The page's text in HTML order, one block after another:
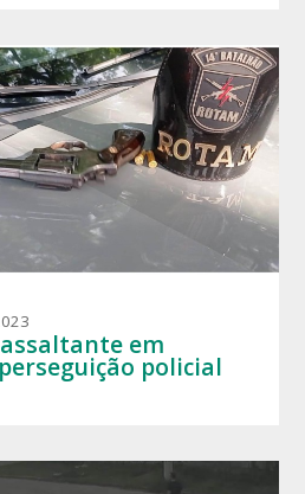
em
policial